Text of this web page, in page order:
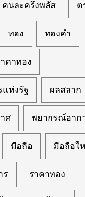
คนละครึ่งพลัส ต
ทอง ทองคำ
คาทอง
แห่งรัฐ ผลสลาก
ศ พยากรณ์อาก
มือถือ มือถือใ
ร ราคาทอง